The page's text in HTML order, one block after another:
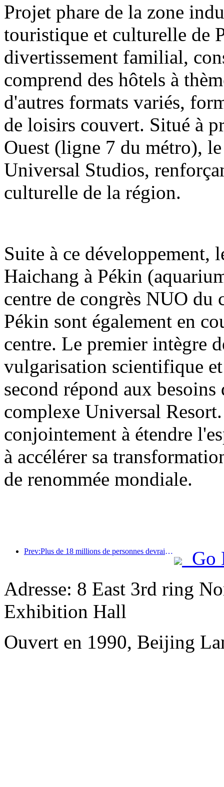
Projet phare de la zone
touristique et culturelle de
divertissement familial,
comprend des hôtels à
d'autres formats variés,
de loisirs couvert. Situé à
Ouest (ligne 7 du métro),
Universal Studios,
culturelle de la région.
Suite à ce développement,
Haichang à Pékin
centre de congrès NUO du
Pékin sont également en
centre. Le premier intègre
vulgarisation scientifique
second répond aux
complexe Universal
conjointement à étendre
à accélérer sa
de renommée mondiale.
Prev:Plus de 18 millions de personnes devraient entrer et sortir du pays pendant les neuf jours de vacances du Nouvel An chinois.
Go
Adresse: 8 East 3rd ring
Exhibition Hall
Ouvert en 1990, Beijing